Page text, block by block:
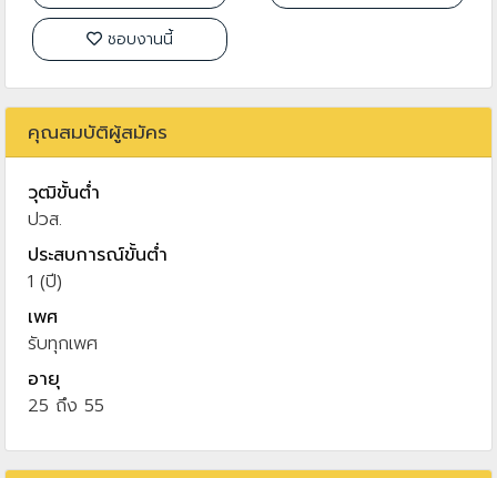
ชอบงานนี้
คุณสมบัติผู้สมัคร
วุฒิขั้นต่ำ
ปวส.
ประสบการณ์ขั้นต่ำ
1 (ปี)
เพศ
รับทุกเพศ
อายุ
25 ถึง 55